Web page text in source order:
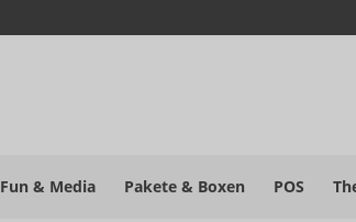
Fun & Media Pakete & Boxen POS